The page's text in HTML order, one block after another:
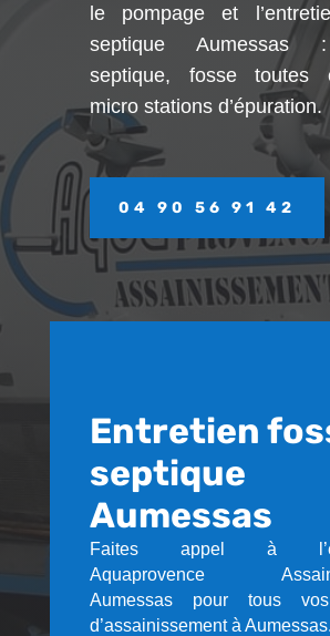
le pompage et
septique Aumessas
septique, fosse toutes
micro stations d’épuration.
04 90 56 91 42
Entretien
septique
Aumessas
Faites appel à
Aquaprovence
Aumessas pour tous
d’assainissement à Aumessas.